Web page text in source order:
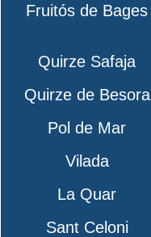
Fruitós de Bages
Quirze Safaja
Quirze de Besora
Pol de Mar
Vilada
La Quar
Sant Celoni